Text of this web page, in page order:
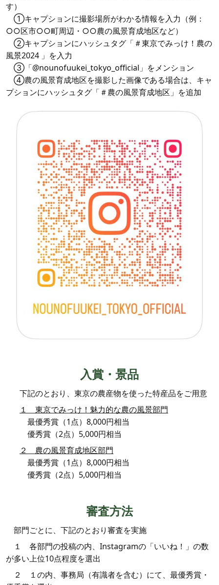
す）
①キャプションに撮影場所がわかる情報を入力（例：
○○区市○○町周辺・○○農の風景育成地区など）
②キャプションにハッシュタグ「＃東京でみっけ！農の
風景2024 」を入力
③「@nounofuukei_tokyo_official」をメンション
④農の風景育成地区を撮影した画像である場合は、キャ
プションにハッシュタグ「＃農の風景育成地区」を追加
入賞・景品
下記のとおり、東京の農産物を使った特産品をご用意
１ 東京でみっけ！魅力的な農の風景部門
最優秀賞（1点）8,000円相当
優秀賞（2点）5,000円相当
２ 農の風景育成地区部門
最優秀賞（1点）8,000円相当
優秀賞（2点）5,000円相当
審査方法
部門ごとに、下記のとおり審査を実施
１ 各部門の投稿の内、Instagramの「いいね！」の数
が多い上位10点程度を選出
２ １の内、事務局（有識者を含む）にて、最優秀賞・